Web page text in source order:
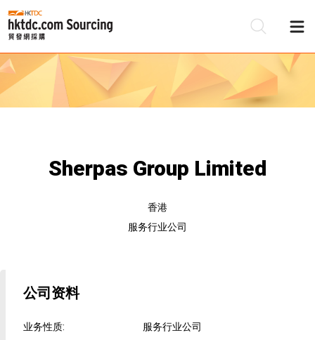
Sherpas Group Limited
香港
服务行业公司
公司资料
业务性质:
服务行业公司